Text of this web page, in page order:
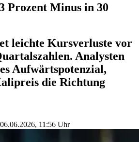
Prozent Minus in 30
leichte Kursverluste vor
Analysten
Aufwärtspotenzial,
die Richtung
06.06.2026, 11:56 Uhr